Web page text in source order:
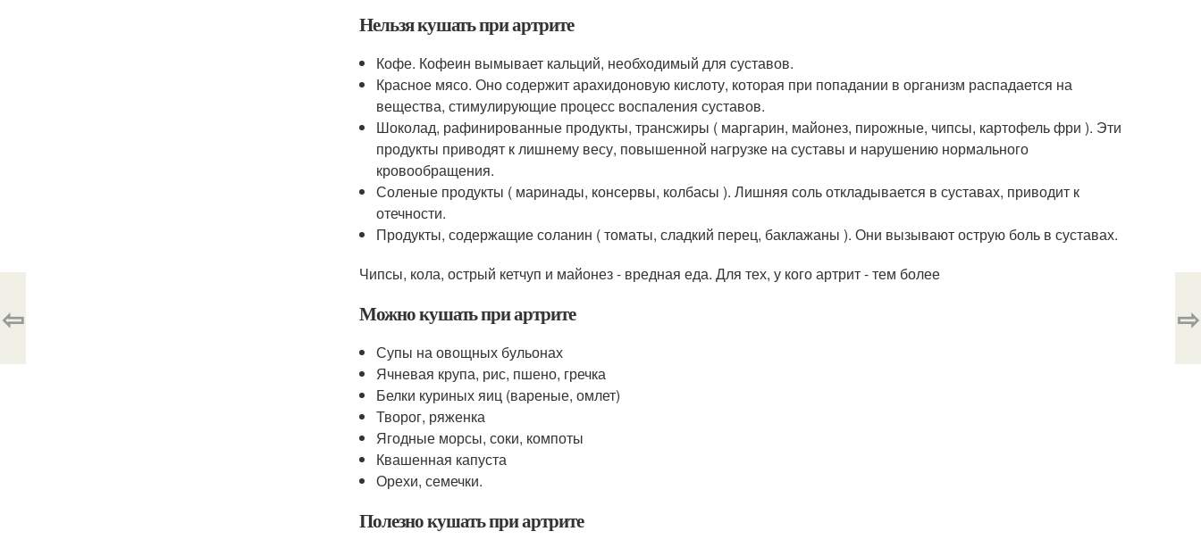
Нельзя кушать при артрите
Кофе. Кофеин вымывает кальций, необходимый для суставов.
Красное мясо. Оно содержит арахидоновую кислоту, которая при попадании в организм распадается на
вещества, стимулирующие процесс воспаления суставов.
Шоколад, рафинированные продукты, трансжиры ( маргарин, майонез, пирожные, чипсы, картофель фри ). Эти
продукты приводят к лишнему весу, повышенной нагрузке на суставы и нарушению нормального
кровообращения.
Соленые продукты ( маринады, консервы, колбасы ). Лишняя соль откладывается в суставах, приводит к
отечности.
Продукты, содержащие соланин ( томаты, сладкий перец, баклажаны ). Они вызывают острую боль в суставах.
Чипсы, кола, острый кетчуп и майонез - вредная еда. Для тех, у кого артрит - тем более
Можно кушать при артрите
Супы на овощных бульонах
Ячневая крупа, рис, пшено, гречка
Белки куриных яиц (вареные, омлет)
Творог, ряженка
Ягодные морсы, соки, компоты
Квашенная капуста
Орехи, семечки.
Полезно кушать при артрите
⇦ ⇨